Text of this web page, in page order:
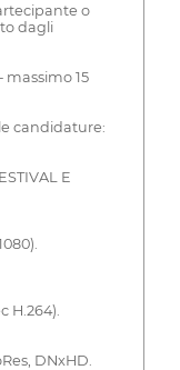
o
dagli
15
candidature:
E
H.264).
DNxHD.